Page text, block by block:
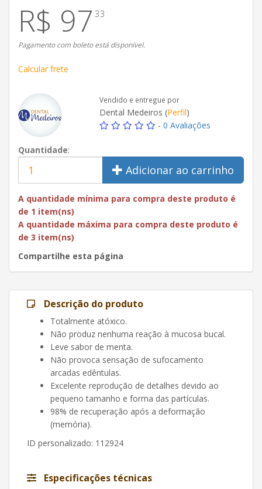
R$ 97 33
Pagamento com boleto está disponível.
Calcular frete
Vendido e entregue por
Dental Medeiros (Perfil)
- 0 Avaliações
Quantidade:
Adicionar ao carrinho
A quantidade mínima para compra deste produto é
de 1 item(ns)
A quantidade máxima para compra deste produto é
de 3 item(ns)
Compartilhe esta página
Descrição do produto
Totalmente atóxico.
Não produz nenhuma reação à mucosa bucal.
Leve sabor de menta.
Não provoca sensação de sufocamento
arcadas edêntulas.
Excelente reprodução de detalhes devido ao
pequeno tamanho e forma das partículas.
98% de recuperação após a deformação
(memória).
ID personalizado: 112924
Especificações técnicas